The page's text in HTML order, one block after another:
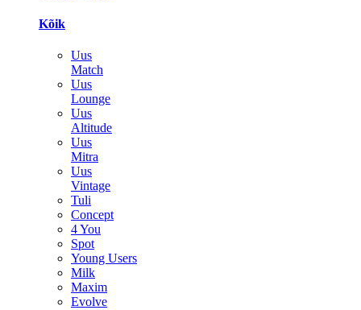
Kõik
Uus
Match
Uus
Lounge
Uus
Altitude
Uus
Mitra
Uus
Vintage
Tuli
Concept
4 You
Spot
Young Users
Milk
Maxim
Evolve